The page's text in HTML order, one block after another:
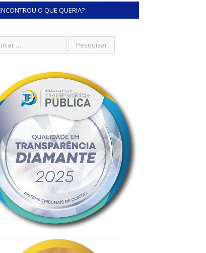
O QUE QUERIA?